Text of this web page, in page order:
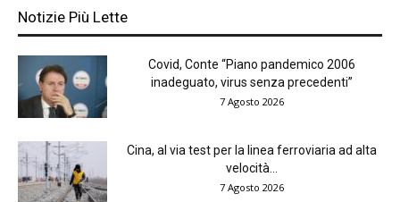
Notizie Più Lette
Covid, Conte “Piano pandemico 2006
inadeguato, virus senza precedenti”
7 Agosto 2026
Cina, al via test per la linea ferroviaria ad alta
velocità...
7 Agosto 2026